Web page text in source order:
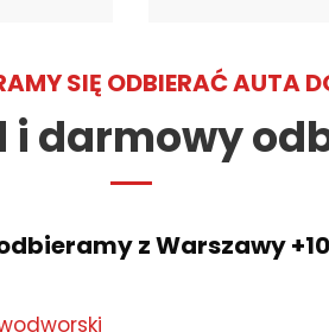
SIĘ ODBIERAĆ AUTA
i darmowy
z Warszawy